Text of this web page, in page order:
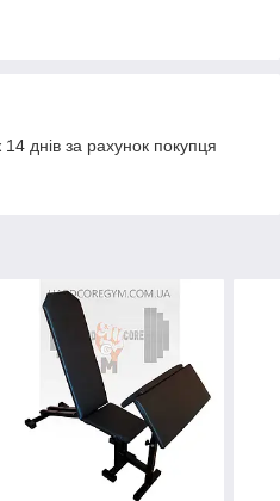
днів за рахунок покупця